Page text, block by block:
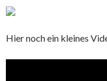
Hier noch ein kleines